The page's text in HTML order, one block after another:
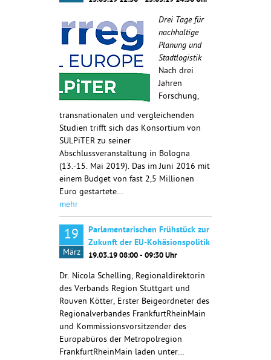
Drei Tage für
nachhaltige
Planung und
Stadtlogistik
Nach drei
Jahren
Forschung,
transnationalen und vergleichenden
Studien trifft sich das Konsortium von
SULPiTER zu seiner
Abschlussveranstaltung in Bologna
(13.-15. Mai 2019). Das im Juni 2016 mit
einem Budget von fast 2,5 Millionen
Euro gestartete…
mehr
19
März
Parlamentarischen Frühstück zur
Zukunft der EU-Kohäsionspolitik
19.03.19 08:00 - 09:30 Uhr
Dr. Nicola Schelling, Regionaldirektorin
des Verbands Region Stuttgart und
Rouven Kötter, Erster Beigeordneter des
Regionalverbandes FrankfurtRheinMain
und Kommissionsvorsitzender des
Europabüros der Metropolregion
FrankfurtRheinMain laden unter…